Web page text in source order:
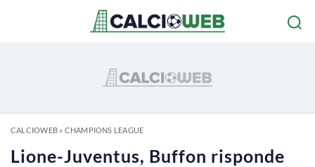
CALCIOWEB» CHAMPIONS LEAGUE
Lione-Juventus, Buffon risponde